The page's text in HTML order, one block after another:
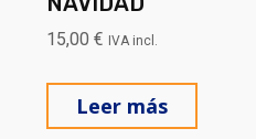
15,00 € IVA incl.
Leer más